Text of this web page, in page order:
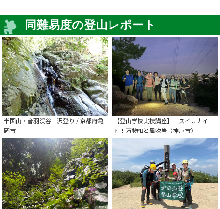
同難易度の登山レポート
半国山・音羽渓谷 沢登り / 京都府亀
岡市
【登山学校実技講座】 スイカナイ
ト！万物相と風吹岩（神戸市）